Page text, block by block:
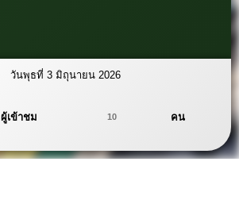
วันพุธที่ 3 มิถุนายน 2026
ผู้เข้าชม 10 คน